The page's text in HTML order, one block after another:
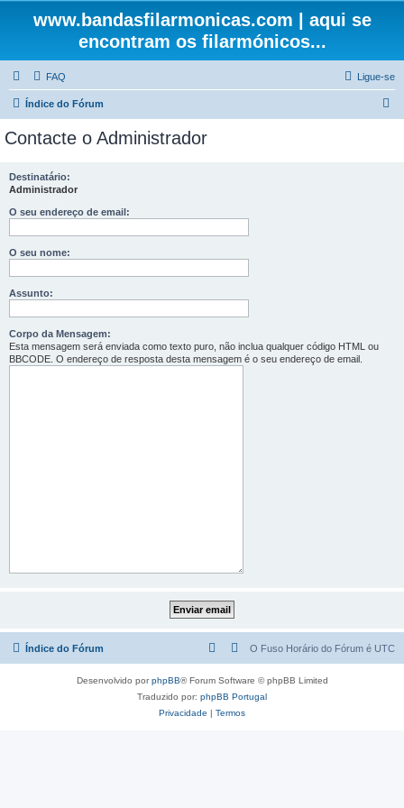
www.bandasfilarmonicas.com | aqui se
encontram os filarmónicos...
FAQ Ligue-se
Índice do Fórum
Contacte o Administrador
Destinatário:
Administrador
O seu endereço de email:
O seu nome:
Assunto:
Corpo da Mensagem:
Esta mensagem será enviada como texto puro, não inclua qualquer código HTML ou
BBCODE. O endereço de resposta desta mensagem é o seu endereço de email.
Índice do Fórum O Fuso Horário do Fórum é UTC
Desenvolvido porphpBB® Forum Software © phpBB Limited
Traduzido por: phpBB Portugal
Privacidade | Termos